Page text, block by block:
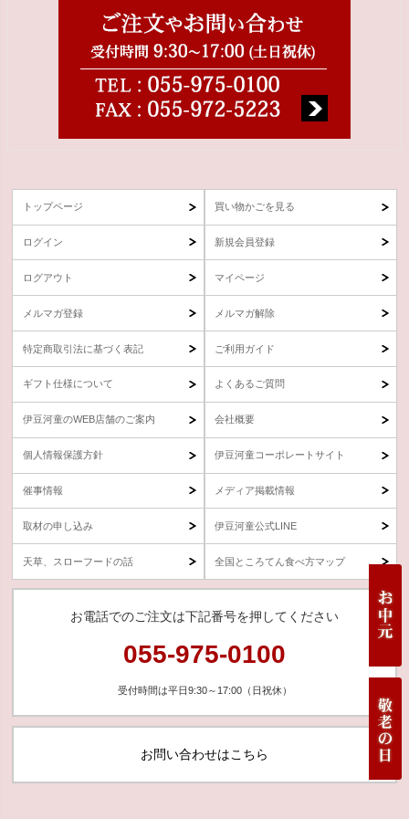
トップページ 買い物かごを見る
ログイン 新規会員登録
ログアウト マイページ
メルマガ登録 メルマガ解除
特定商取引法に基づく表記 ご利用ガイド
ギフト仕様について よくあるご質問
伊豆河童のWEB店舗のご案内 会社概要
個人情報保護方針 伊豆河童コーポレートサイト
催事情報 メディア掲載情報
取材の申し込み 伊豆河童公式LINE
天草、スローフードの話 全国ところてん食べ方マップ
お電話でのご注文は下記番号を押してください
055-975-0100
受付時間は平日9:30～17:00（日祝休）
お問い合わせはこちら